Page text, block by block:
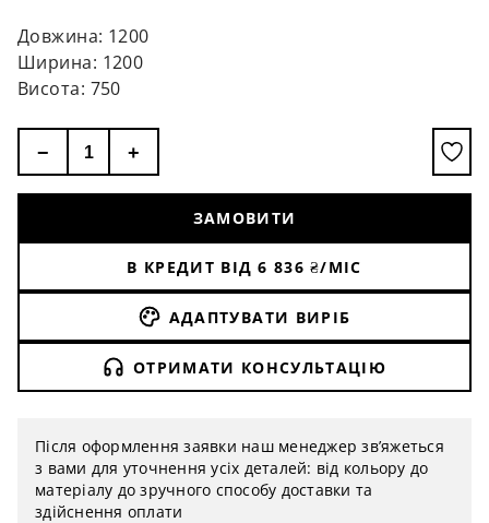
Довжина: 1200
Ширина: 1200
Висота: 750
− +
ЗАМОВИТИ
В КРЕДИТ ВІД 6 836 ₴/МІС
АДАПТУВАТИ ВИРІБ
ОТРИМАТИ КОНСУЛЬТАЦІЮ
Після оформлення заявки наш менеджер зв’яжеться
з вами для уточнення усіх деталей: від кольору до
матеріалу до зручного способу доставки та
здійснення оплати